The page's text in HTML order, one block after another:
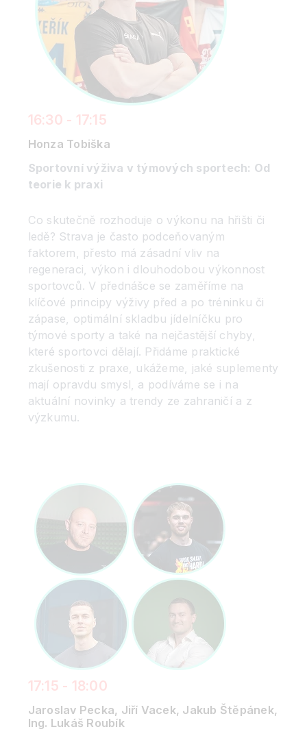
16:30 - 17:15
Honza Tobiška
Sportovní výživa v týmových sportech: Od
teorie k praxi
Co skutečně rozhoduje o výkonu na hřišti či
ledě? Strava je často podceňovaným
faktorem, přesto má zásadní vliv na
regeneraci, výkon i dlouhodobou výkonnost
sportovců. V přednášce se zaměříme na
klíčové principy výživy před a po tréninku či
zápase, optimální skladbu jídelníčku pro
týmové sporty a také na nejčastější chyby,
které sportovci dělají. Přidáme praktické
zkušenosti z praxe, ukážeme, jaké suplementy
mají opravdu smysl, a podíváme se i na
aktuální novinky a trendy ze zahraničí a z
výzkumu.
17:15 - 18:00
Jaroslav Pecka, Jiří Vacek, Jakub Štěpánek,
Ing. Lukáš Roubík